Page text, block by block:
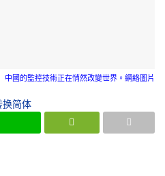
中國的監控技術正在悄然改變世界。網絡圖片
换简体